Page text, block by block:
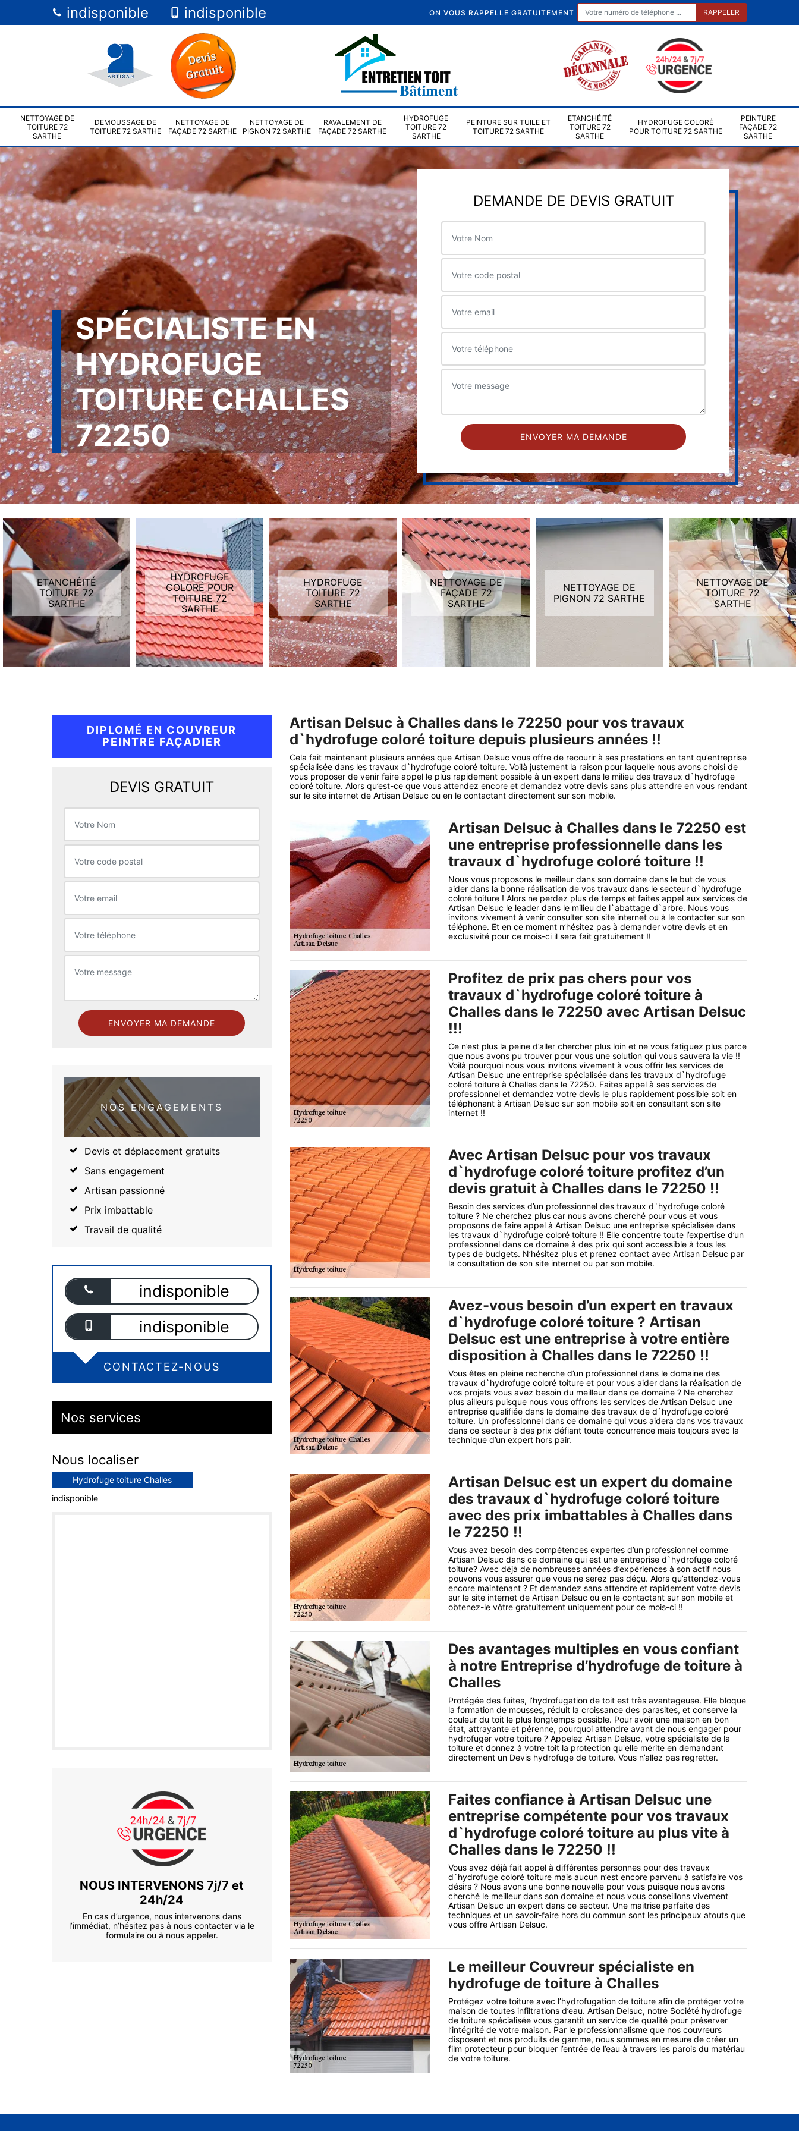
indisponible indisponible ON VOUS RAPPELLE GRATUITEMENT
NETTOYAGE DE
TOITURE 72
SARTHE
DEMOUSSAGE DE
TOITURE 72 SARTHE
NETTOYAGE DE
FAÇADE 72 SARTHE
NETTOYAGE DE
PIGNON 72 SARTHE
RAVALEMENT DE
FAÇADE 72 SARTHE
HYDROFUGE
TOITURE 72
SARTHE
PEINTURE SUR TUILE ET
TOITURE 72 SARTHE
ETANCHÉITÉ
TOITURE 72
SARTHE
HYDROFUGE COLORÉ
POUR TOITURE 72 SARTHE
PEINTURE
FAÇADE 72
SARTHE
SPÉCIALISTE EN
HYDROFUGE
TOITURE CHALLES
72250
DEMANDE DE DEVIS GRATUIT
ETANCHÉITÉ
TOITURE 72
SARTHE
HYDROFUGE
COLORÉ POUR
TOITURE 72
SARTHE
HYDROFUGE
TOITURE 72
SARTHE
NETTOYAGE DE
FAÇADE 72
SARTHE
NETTOYAGE DE
PIGNON 72 SARTHE
NETTOYAGE DE
TOITURE 72
SARTHE
DIPLOMÉ EN COUVREUR
PEINTRE FAÇADIER
DEVIS GRATUIT
NOS ENGAGEMENTS
Devis et déplacement gratuits
Sans engagement
Artisan passionné
Prix imbattable
Travail de qualité
indisponible
indisponible
CONTACTEZ-NOUS
Nos services
Nous localiser
Hydrofuge toiture Challes
indisponible
NOUS INTERVENONS 7j/7 et
24h/24
En cas d’urgence, nous intervenons dans
l’immédiat, n’hésitez pas à nous contacter via le
formulaire ou à nous appeler.
Artisan Delsuc à Challes dans le 72250 pour vos travaux
d`hydrofuge coloré toiture depuis plusieurs années !!
Cela fait maintenant plusieurs années que Artisan Delsuc vous offre de recourir à ses prestations en tant qu’entreprise
spécialisée dans les travaux d`hydrofuge coloré toiture. Voilà justement la raison pour laquelle nous avons choisi de
vous proposer de venir faire appel le plus rapidement possible à un expert dans le milieu des travaux d`hydrofuge
coloré toiture. Alors qu’est-ce que vous attendez encore et demandez votre devis sans plus attendre en vous rendant
sur le site internet de Artisan Delsuc ou en le contactant directement sur son mobile.
Artisan Delsuc à Challes dans le 72250 est
une entreprise professionnelle dans les
travaux d`hydrofuge coloré toiture !!
Nous vous proposons le meilleur dans son domaine dans le but de vous
aider dans la bonne réalisation de vos travaux dans le secteur d`hydrofuge
coloré toiture ! Alors ne perdez plus de temps et faites appel aux services de
Artisan Delsuc le leader dans le milieu de l`abattage d`arbre. Nous vous
invitons vivement à venir consulter son site internet ou à le contacter sur son
téléphone. Et en ce moment n’hésitez pas à demander votre devis et en
exclusivité pour ce mois-ci il sera fait gratuitement !!
Profitez de prix pas chers pour vos
travaux d`hydrofuge coloré toiture à
Challes dans le 72250 avec Artisan Delsuc
!!!
Ce n’est plus la peine d’aller chercher plus loin et ne vous fatiguez plus parce
que nous avons pu trouver pour vous une solution qui vous sauvera la vie !!
Voilà pourquoi nous vous invitons vivement à vous offrir les services de
Artisan Delsuc une entreprise spécialisée dans les travaux d`hydrofuge
coloré toiture à Challes dans le 72250. Faites appel à ses services de
professionnel et demandez votre devis le plus rapidement possible soit en
téléphonant à Artisan Delsuc sur son mobile soit en consultant son site
internet !!
Avec Artisan Delsuc pour vos travaux
d`hydrofuge coloré toiture profitez d’un
devis gratuit à Challes dans le 72250 !!
Besoin des services d’un professionnel des travaux d`hydrofuge coloré
toiture ? Ne cherchez plus car nous avons cherché pour vous et vous
proposons de faire appel à Artisan Delsuc une entreprise spécialisée dans
les travaux d`hydrofuge coloré toiture !! Elle concentre toute l’expertise d’un
professionnel dans ce domaine à des prix qui sont accessible à tous les
types de budgets. N’hésitez plus et prenez contact avec Artisan Delsuc par
la consultation de son site internet ou par son mobile.
Avez-vous besoin d’un expert en travaux
d`hydrofuge coloré toiture ? Artisan
Delsuc est une entreprise à votre entière
disposition à Challes dans le 72250 !!
Vous êtes en pleine recherche d’un professionnel dans le domaine des
travaux d`hydrofuge coloré toiture et pour vous aider dans la réalisation de
vos projets vous avez besoin du meilleur dans ce domaine ? Ne cherchez
plus ailleurs puisque nous vous offrons les services de Artisan Delsuc une
entreprise qualifiée dans le domaine des travaux de d`hydrofuge coloré
toiture. Un professionnel dans ce domaine qui vous aidera dans vos travaux
dans ce secteur à des prix défiant toute concurrence mais toujours avec la
technique d’un expert hors pair.
Artisan Delsuc est un expert du domaine
des travaux d`hydrofuge coloré toiture
avec des prix imbattables à Challes dans
le 72250 !!
Vous avez besoin des compétences expertes d’un professionnel comme
Artisan Delsuc dans ce domaine qui est une entreprise d`hydrofuge coloré
toiture? Avec déjà de nombreuses années d’expériences à son actif nous
pouvons vous assurer que vous ne serez pas déçu. Alors qu’attendez-vous
encore maintenant ? Et demandez sans attendre et rapidement votre devis
sur le site internet de Artisan Delsuc ou en le contactant sur son mobile et
obtenez-le vôtre gratuitement uniquement pour ce mois-ci !!
Des avantages multiples en vous confiant
à notre Entreprise d’hydrofuge de toiture à
Challes
Protégée des fuites, l’hydrofugation de toit est très avantageuse. Elle bloque
la formation de mousses, réduit la croissance des parasites, et conserve la
couleur du toit le plus longtemps possible. Pour avoir une maison en bon
état, attrayante et pérenne, pourquoi attendre avant de nous engager pour
hydrofuger votre toiture ? Appelez Artisan Delsuc, votre spécialiste de la
toiture et donnez à votre toit la protection qu'elle mérite en demandant
directement un Devis hydrofuge de toiture. Vous n’allez pas regretter.
Faites confiance à Artisan Delsuc une
entreprise compétente pour vos travaux
d`hydrofuge coloré toiture au plus vite à
Challes dans le 72250 !!
Vous avez déjà fait appel à différentes personnes pour des travaux
d`hydrofuge coloré toiture mais aucun n’est encore parvenu à satisfaire vos
désirs ? Nous avons une bonne nouvelle pour vous puisque nous avons
cherché le meilleur dans son domaine et nous vous conseillons vivement
Artisan Delsuc un expert dans ce secteur. Une maitrise parfaite des
techniques et un savoir-faire hors du commun sont les principaux atouts que
vous offre Artisan Delsuc.
Le meilleur Couvreur spécialiste en
hydrofuge de toiture à Challes
Protégez votre toiture avec l’hydrofugation de toiture afin de protéger votre
maison de toutes infiltrations d’eau. Artisan Delsuc, notre Société hydrofuge
de toiture spécialisée vous garantit un service de qualité pour préserver
l’intégrité de votre maison. Par le professionnalisme que nos couvreurs
disposent et nos produits de gamme, nous sommes en mesure de créer un
film protecteur pour bloquer l’entrée de l’eau à travers les parois du matériau
de votre toiture.